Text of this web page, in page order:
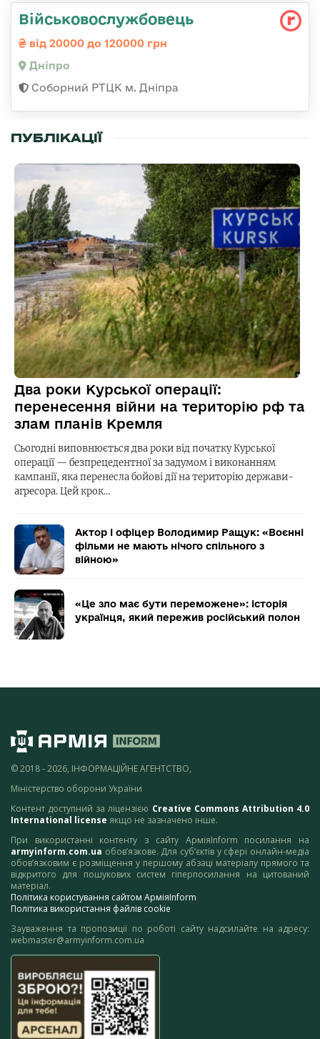
Військовослужбовець
від 20000 до 120000 грн
Дніпро
Соборний РТЦК м. Дніпра
ПУБЛІКАЦІЇ
Два роки Курської операції:
перенесення війни на територію рф та
злам планів Кремля
Сьогодні виповнюється два роки від початку Курської
операції — безпрецедентної за задумом і виконанням
кампанії, яка перенесла бойові дії на територію держави-
агресора. Цей крок…
Актор і офіцер Володимир Ращук: «Воєнні
фільми не мають нічого спільного з
війною»
«Це зло має бути переможене»: історія
українця, який пережив російський полон
© 2018 - 2026, ІНФОРМАЦІЙНЕ АГЕНТСТВО,
Міністерство оборони України
Контент доступний за ліцензією Creative Commons Attribution 4.0
International license якщо не зазначено інше.
При використанні контенту з сайту АрміяInform посилання на
armyinform.com.ua обов’язкове. Для суб’єктів у сфері онлайн-медіа
обов’язковим є розміщення у першому абзаці матеріалу прямого та
відкритого для пошукових систем гіперпосилання на цитований
матеріал.
Політика користування сайтом АрміяInform
Політика використання файлів cookie
Зауваження та пропозиції по роботі сайту надсилайте на адресу:
webmaster@armyinform.com.ua